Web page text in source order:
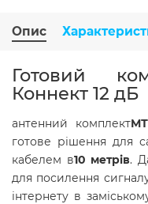
Опис
Готовий
Коннект 12 дБ
антенний комплект
готове рішення для
кабелем в10 метрів.
для посилення
інтернету в